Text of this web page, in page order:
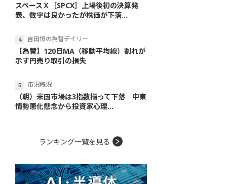
スペースＸ［SPCX］上場後初の決算発
表、数字は良かったが株価が下落...
吉田恒の為替デイリー
【為替】120日MA（移動平均線）割れが
示す円売り取引の損失
市況概況
（朝）米国市場は3指数揃って下落 中東
情勢悪化懸念から投資家心理...
ランキング一覧を見る